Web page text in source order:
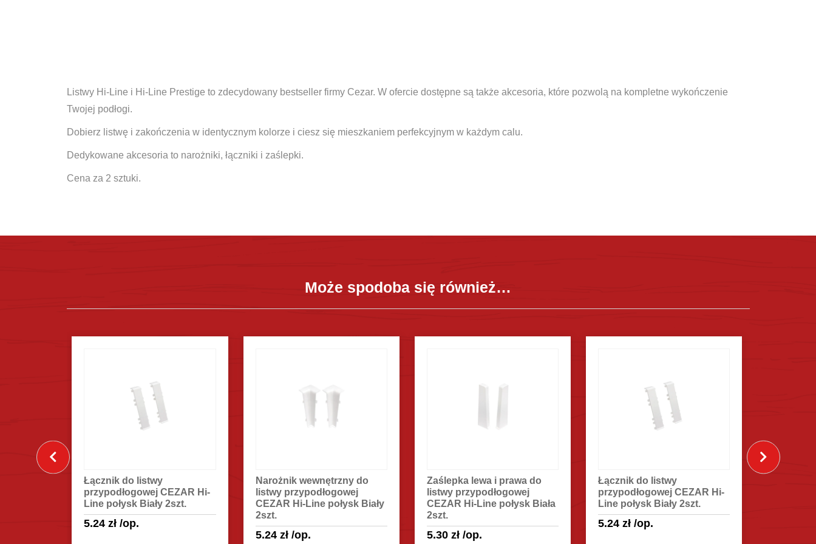
Listwy Hi-Line i Hi-Line Prestige to zdecydowany bestseller firmy Cezar. W ofercie dostępne są także akcesoria, które pozwolą na kompletne wykończenie
Twojej podłogi.
Dobierz listwę i zakończenia w identycznym kolorze i ciesz się mieszkaniem perfekcyjnym w każdym calu.
Dedykowane akcesoria to narożniki, łączniki i zaślepki.
Cena za 2 sztuki.
Może spodoba się również…
Łącznik do listwy
przypodłogowej CEZAR Hi-
Line połysk Biały 2szt.
5.24zł /op.
Narożnik wewnętrzny do
listwy przypodłogowej
CEZAR Hi-Line połysk Biały
2szt.
5.24 zł/op.
Zaślepka lewa i prawa do
listwy przypodłogowej
CEZAR Hi-Line połysk Biała
2szt.
5.30 zł/op.
Łącznik do listwy
przypodłogowej CEZAR Hi-
Line połysk Biały 2szt.
5.24 zł /op.